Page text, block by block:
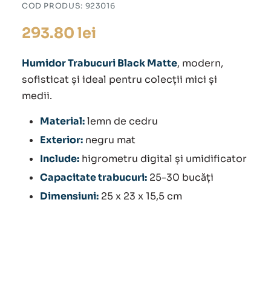
COD PRODUS: 923016
293.80 lei
Humidor Trabucuri Black Matte, modern,
sofisticat și ideal pentru colecții mici și
medii.
Material:lemn de cedru
Exterior: negru mat
Include: higrometru digital și umidificator
Capacitate trabucuri: 25-30 bucăți
Dimensiuni: 25 x 23 x 15,5 cm